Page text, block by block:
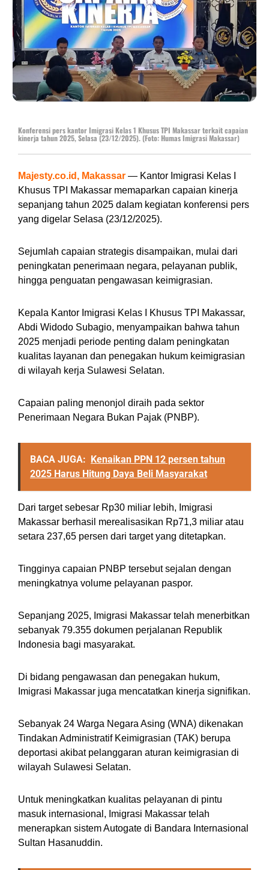
Konferensi pers kantor Imigrasi Kelas 1 Khusus TPI Makassar terkait capaian
kinerja tahun 2025, Selasa (23/12/2025). (Foto: Humas Imigrasi Makassar)
Majesty.co.id, Makassar — Kantor Imigrasi Kelas I
Khusus TPI Makassar memaparkan capaian kinerja
sepanjang tahun 2025 dalam kegiatan konferensi pers
yang digelar Selasa (23/12/2025).
Sejumlah capaian strategis disampaikan, mulai dari
peningkatan penerimaan negara, pelayanan publik,
hingga penguatan pengawasan keimigrasian.
Kepala Kantor Imigrasi Kelas I Khusus TPI Makassar,
Abdi Widodo Subagio, menyampaikan bahwa tahun
2025 menjadi periode penting dalam peningkatan
kualitas layanan dan penegakan hukum keimigrasian
di wilayah kerja Sulawesi Selatan.
Capaian paling menonjol diraih pada sektor
Penerimaan Negara Bukan Pajak (PNBP).
BACA JUGA: Kenaikan PPN 12 persen tahun
2025 Harus Hitung Daya Beli Masyarakat
Dari target sebesar Rp30 miliar lebih, Imigrasi
Makassar berhasil merealisasikan Rp71,3 miliar atau
setara 237,65 persen dari target yang ditetapkan.
Tingginya capaian PNBP tersebut sejalan dengan
meningkatnya volume pelayanan paspor.
Sepanjang 2025, Imigrasi Makassar telah menerbitkan
sebanyak 79.355 dokumen perjalanan Republik
Indonesia bagi masyarakat.
Di bidang pengawasan dan penegakan hukum,
Imigrasi Makassar juga mencatatkan kinerja signifikan.
Sebanyak 24 Warga Negara Asing (WNA) dikenakan
Tindakan Administratif Keimigrasian (TAK) berupa
deportasi akibat pelanggaran aturan keimigrasian di
wilayah Sulawesi Selatan.
Untuk meningkatkan kualitas pelayanan di pintu
masuk internasional, Imigrasi Makassar telah
menerapkan sistem Autogate di Bandara Internasional
Sultan Hasanuddin.